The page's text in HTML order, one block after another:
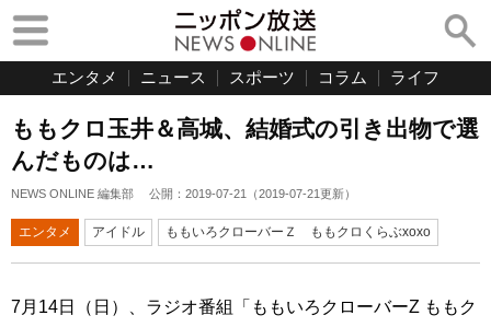
エンタメ ニュース スポーツ コラム ライフ
ももクロ玉井＆高城、結婚式の引き出物で選
んだものは…
NEWS ONLINE 編集部 公開： 2019-07-21 （2019-07-21更新）
エンタメ アイドル ももいろクローバーＺ ももクロくらぶxoxo
7月14日（日）、ラジオ番組「ももいろクローバーZ ももク